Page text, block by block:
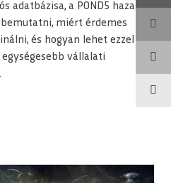
adatbázisa, a POND5 hazai
miért érdemes
és hogyan lehet ezzel
vállalati